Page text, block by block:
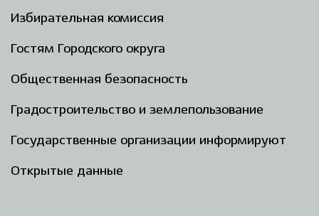
Избирательная комиссия
Гостям Городского округа
Общественная безопасность
Градостроительство и землепользование
Государственные организации информируют
Открытые данные